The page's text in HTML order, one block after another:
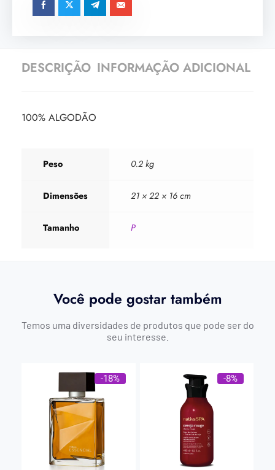
DESCRIÇÃO INFORMAÇÃO ADICIONAL
100% ALGODÃO
Peso 0.2 kg
Dimensões 21 × 22 × 16 cm
Tamanho P
Você pode gostar também
Temos uma diversidades de produtos que pode ser do
seu interesse.
-18% -8%